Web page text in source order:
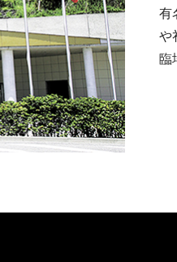
有
や
臨